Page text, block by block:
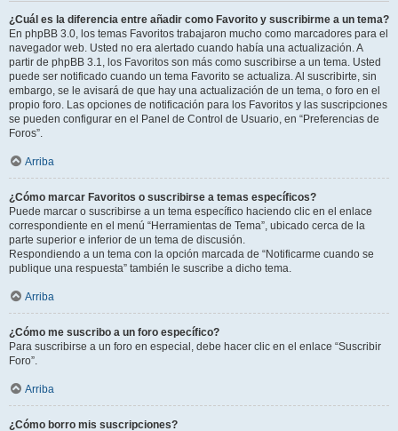
¿Cuál es la diferencia entre añadir como Favorito y suscribirme a un tema?
En phpBB 3.0, los temas Favoritos trabajaron mucho como marcadores para el
navegador web. Usted no era alertado cuando había una actualización. A
partir de phpBB 3.1, los Favoritos son más como suscribirse a un tema. Usted
puede ser notificado cuando un tema Favorito se actualiza. Al suscribirte, sin
embargo, se le avisará de que hay una actualización de un tema, o foro en el
propio foro. Las opciones de notificación para los Favoritos y las suscripciones
se pueden configurar en el Panel de Control de Usuario, en “Preferencias de
Foros”.
Arriba
¿Cómo marcar Favoritos o suscribirse a temas específicos?
Puede marcar o suscribirse a un tema específico haciendo clic en el enlace
correspondiente en el menú “Herramientas de Tema”, ubicado cerca de la
parte superior e inferior de un tema de discusión.
Respondiendo a un tema con la opción marcada de “Notificarme cuando se
publique una respuesta” también le suscribe a dicho tema.
Arriba
¿Cómo me suscribo a un foro específico?
Para suscribirse a un foro en especial, debe hacer clic en el enlace “Suscribir
Foro”.
Arriba
¿Cómo borro mis suscripciones?